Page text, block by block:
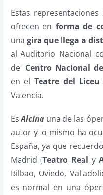
Estas
ofrecen en forma de
una gira que llega a
al Auditorio Nacional
del Centro Nacional
en elTeatre del Liceu
Valencia.
EsAlcinauna de las
autor y lo mismo ha
España, ya que
Madrid (Teatro Real y
Bilbao, Oviedo,
es normal en una